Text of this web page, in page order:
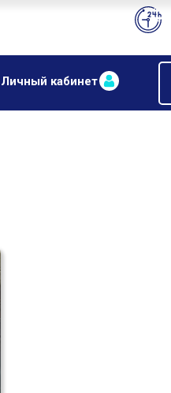
Личный кабинет